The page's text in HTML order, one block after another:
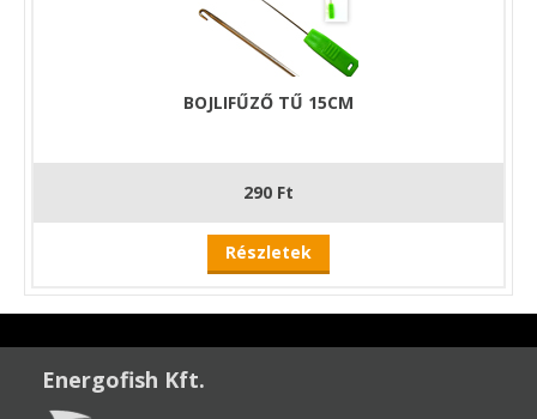
BOJLIFŰZŐ TŰ 15CM
290 Ft
Részletek
Energofish Kft.